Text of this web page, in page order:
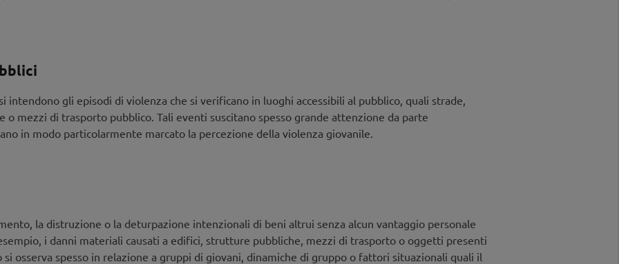
basato sul riconoscimento e la considerazione reciproca è la protezione più efficace contro
prevenzione della violenza
interventi destinati a dirigenti o persone con potere decisionale e a personale
e violenza
su temi legati alla violenza per persone coinvolte e familiari
intendono gli episodi di violenza che si verificano in luoghi accessibili al pubblico, quali strade,
o mezzi di trasporto pubblico. Tali eventi suscitano spesso grande attenzione da parte
in modo particolarmente marcato la percezione della violenza giovanile.
la distruzione o la deturpazione intenzionali di beni altrui senza alcun vantaggio personale
i danni materiali causati a edifici, strutture pubbliche, mezzi di trasporto o oggetti presenti
si osserva spesso in relazione a gruppi di giovani, dinamiche di gruppo o fattori situazionali quali il